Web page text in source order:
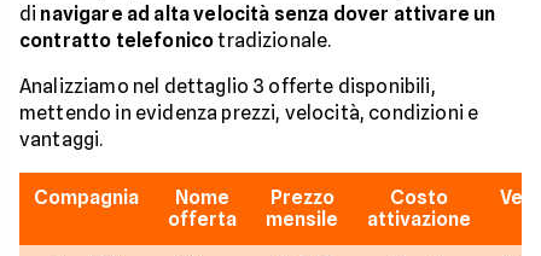
di navigare ad alta velocità senza dover attivare un
contratto telefonicotradizionale.
Analizziamo nel dettaglio 3 offerte disponibili,
mettendo in evidenza prezzi, velocità, condizioni e
vantaggi.
Compagnia
Nome
offerta
Prezzo
mensile
Costo
attivazione